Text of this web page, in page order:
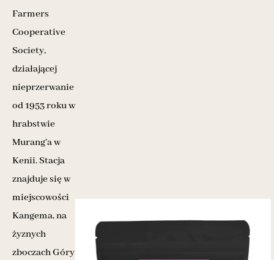
Farmers
Cooperative
Society,
działającej
nieprzerwanie
od 1953 roku w
hrabstwie
Murang’a w
Kenii. Stacja
znajduje się w
miejscowości
Kangema, na
żyznych
zboczach Góry